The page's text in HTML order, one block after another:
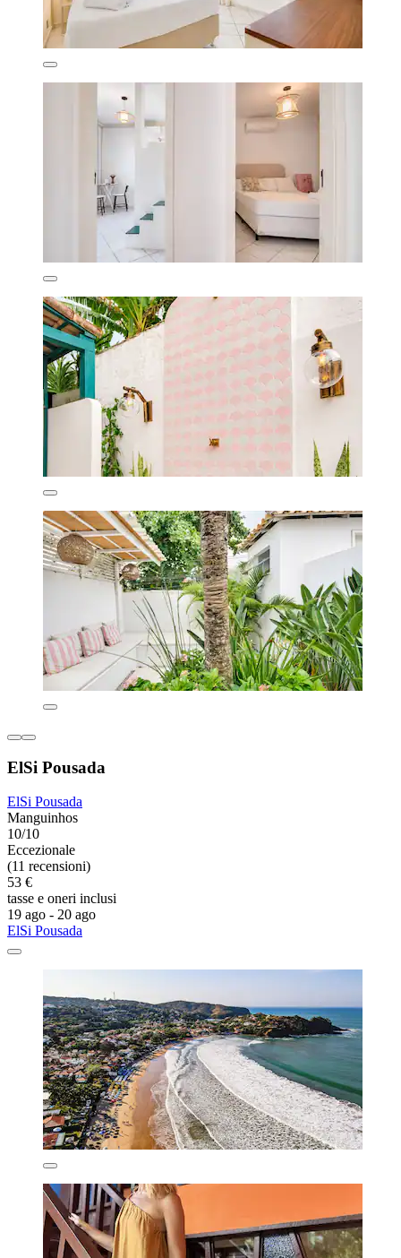
ElSi Pousada
ElSi Pousada
Manguinhos
10/10
Eccezionale
(11 recensioni)
53 €
tasse e oneri inclusi
19 ago - 20 ago
ElSi Pousada